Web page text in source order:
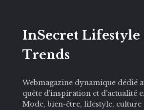
InSecret Lifestyle
Trends
Webmagazine dynamique dédié
quête d’inspiration et d’actualité
Mode, bien-être, lifestyle, culture